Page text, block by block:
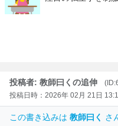
投稿者: 教師曰くの追伸
投稿日時：2026年 02月 21日
この書き込みは 教師曰く さ